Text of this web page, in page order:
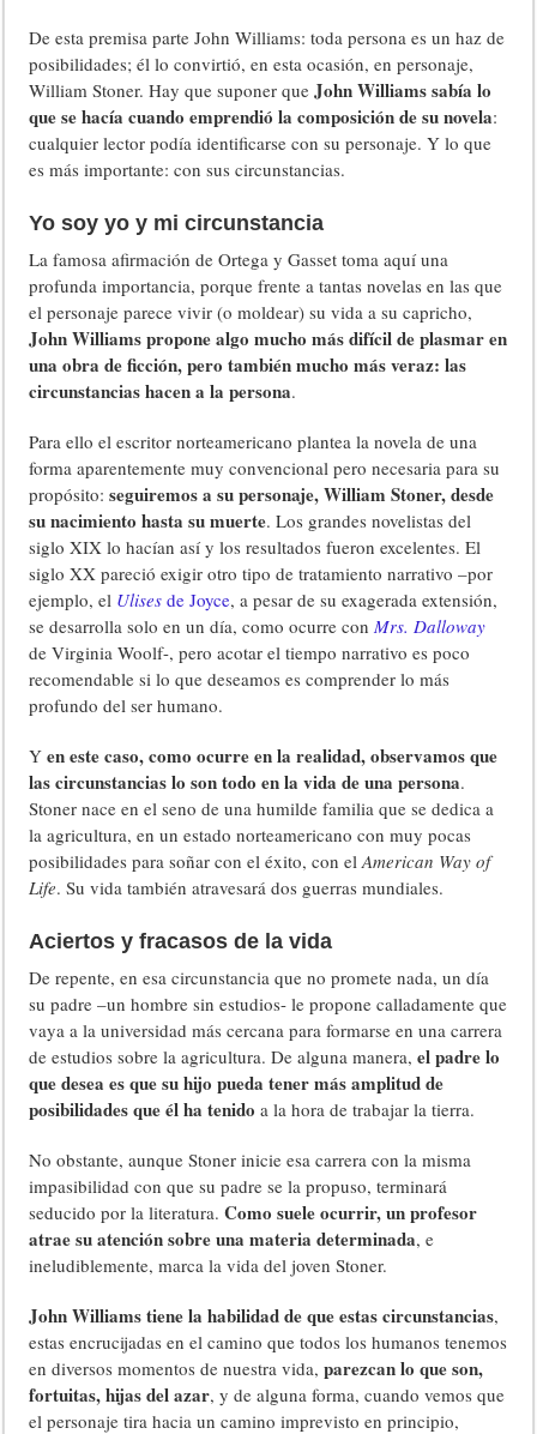
De esta premisa parte John Williams: toda persona es un haz de
posibilidades; él lo convirtió, en esta ocasión, en personaje,
William Stoner. Hay que suponer queJohn Williams sabía lo
que se hacía cuando emprendió la composición de su novela:
cualquier lector podía identificarse con su personaje. Y lo que
es más importante: con sus circunstancias.
Yo soy yo y mi circunstancia
La famosa afirmación de Ortega y Gasset toma aquí una
profunda importancia, porque frente a tantas novelas en las que
el personaje parece vivir (o moldear) su vida a su capricho,
John Williams propone algo mucho más difícil de plasmar en
una obra de ficción, pero también mucho más veraz: las
circunstancias hacen a la persona.
Para ello el escritor norteamericano plantea la novela de una
forma aparentemente muy convencional pero necesaria para su
propósito:seguiremos a su personaje, William Stoner, desde
su nacimiento hasta su muerte. Los grandes novelistas del
siglo XIX lo hacían así y los resultados fueron excelentes. El
siglo XX pareció exigir otro tipo de tratamiento narrativo –por
ejemplo, el Ulises de Joyce, a pesar de su exagerada extensión,
se desarrolla solo en un día, como ocurre conMrs. Dalloway
de Virginia Woolf-, pero acotar el tiempo narrativo es poco
recomendable si lo que deseamos es comprender lo más
profundo del ser humano.
Yen este caso, como ocurre en la realidad, observamos que
las circunstancias lo son todo en la vida de una persona.
Stoner nace en el seno de una humilde familia que se dedica a
la agricultura, en un estado norteamericano con muy pocas
posibilidades para soñar con el éxito, con elAmerican Way of
Life. Su vida también atravesará dos guerras mundiales.
Aciertos y fracasos de la vida
De repente, en esa circunstancia que no promete nada, un día
su padre –un hombre sin estudios- le propone calladamente que
vaya a la universidad más cercana para formarse en una carrera
de estudios sobre la agricultura. De alguna manera,el padre lo
que desea es que su hijo pueda tener más amplitud de
posibilidades que él ha tenido a la hora de trabajar la tierra.
No obstante, aunque Stoner inicie esa carrera con la misma
impasibilidad con que su padre se la propuso, terminará
seducido por la literatura.Como suele ocurrir, un profesor
atrae su atención sobre una materia determinada, e
ineludiblemente, marca la vida del joven Stoner.
John Williams tiene la habilidad de que estas circunstancias,
estas encrucijadas en el camino que todos los humanos tenemos
en diversos momentos de nuestra vida,parezcan lo que son,
fortuitas, hijas del azar, y de alguna forma, cuando vemos que
el personaje tira hacia un camino imprevisto en principio,